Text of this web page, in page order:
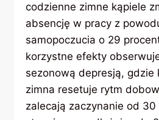
codzienne zimne kąpiele
absencję w pracy z
samopoczucia o 29
korzystne efekty
sezonową depresją, gdzie
zimna resetuje rytm
zalecają zaczynanie od 30